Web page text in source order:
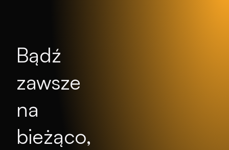
Bądź
zawsze
na
bieżąco,